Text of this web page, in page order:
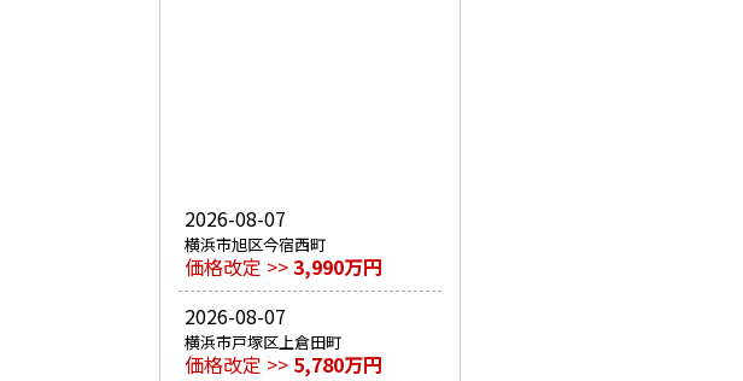
2026-08-07
横浜市旭区今宿西町
価格改定 >>3,990万円
2026-08-07
横浜市戸塚区上倉田町
価格改定 >> 5,780万円